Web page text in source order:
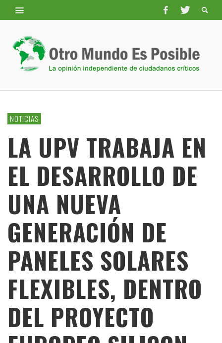
NOTICIAS
LA UPV TRABAJA EN
EL DESARROLLO DE
UNA NUEVA
GENERACIÓN DE
PANELES SOLARES
FLEXIBLES, DENTRO
DEL PROYECTO